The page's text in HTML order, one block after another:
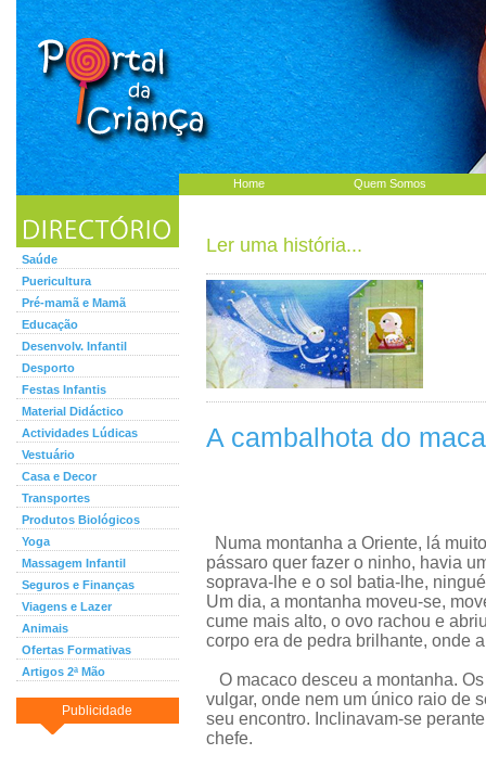
Home Quem Somos
Saúde
Puericultura
Pré-mamã e Mamã
Educação
Desenvolv. Infantil
Desporto
Festas Infantis
Material Didáctico
Actividades Lúdicas
Vestuário
Casa e Decor
Transportes
Produtos Biológicos
Yoga
Massagem Infantil
Seguros e Finanças
Viagens e Lazer
Animais
Ofertas Formativas
Artigos 2ª Mão
Publicidade
Ler uma história...
A cambalhota do
Numa montanha a Oriente, lá
pássaro quer fazer o ninho, havia
soprava-lhe e o sol batia-lhe,
Um dia, a montanha moveu-se,
cume mais alto, o ovo rachou e
corpo era de pedra brilhante, onde
O macaco desceu a montanha.
vulgar, onde nem um único raio de
seu encontro. Inclinavam-se
chefe.